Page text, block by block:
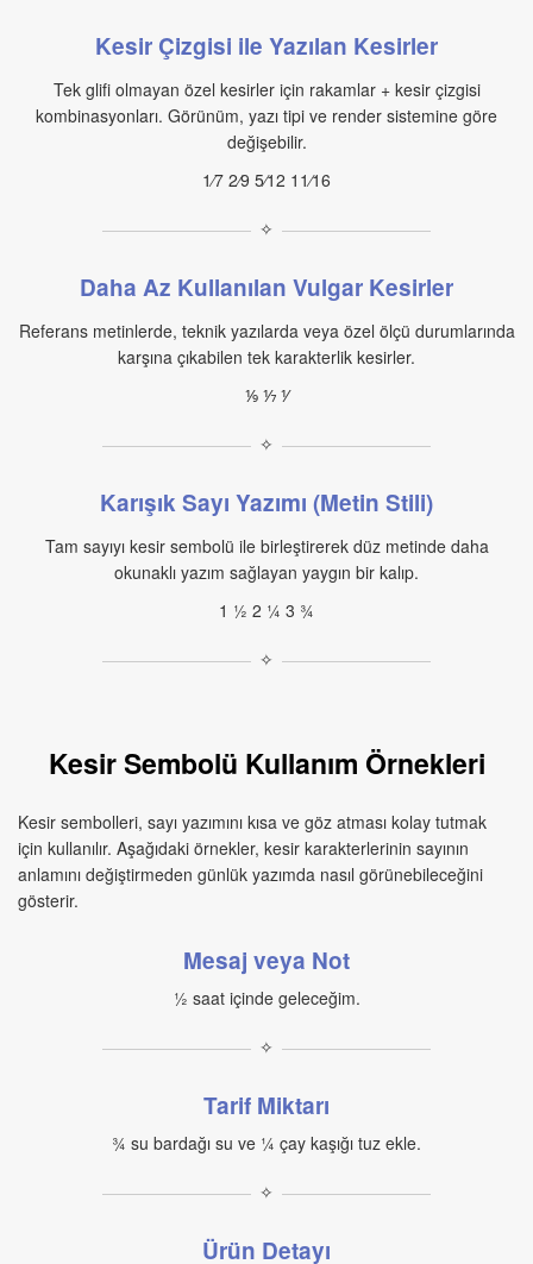
Kesir Çizgisi ile Yazılan Kesirler
Tek glifi olmayan özel kesirler için rakamlar + kesir çizgisi
kombinasyonları. Görünüm, yazı tipi ve render sistemine göre
değişebilir.
1⁄7 2⁄9 5⁄12 11⁄16
✧
Daha Az Kullanılan Vulgar Kesirler
Referans metinlerde, teknik yazılarda veya özel ölçü durumlarında
karşına çıkabilen tek karakterlik kesirler.
⅑ ⅐ ⅟
✧
Karışık Sayı Yazımı (Metin Stili)
Tam sayıyı kesir sembolü ile birleştirerek düz metinde daha
okunaklı yazım sağlayan yaygın bir kalıp.
1 ½ 2 ¼ 3 ¾
✧
Kesir Sembolü Kullanım Örnekleri
Kesir sembolleri, sayı yazımını kısa ve göz atması kolay tutmak
için kullanılır. Aşağıdaki örnekler, kesir karakterlerinin sayının
anlamını değiştirmeden günlük yazımda nasıl görünebileceğini
gösterir.
Mesaj veya Not
½ saat içinde geleceğim.
✧
Tarif Miktarı
¾ su bardağı su ve ¼ çay kaşığı tuz ekle.
✧
Ürün Detayı